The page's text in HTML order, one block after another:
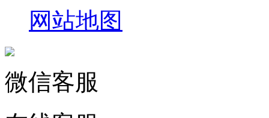
网站地图
微信客服